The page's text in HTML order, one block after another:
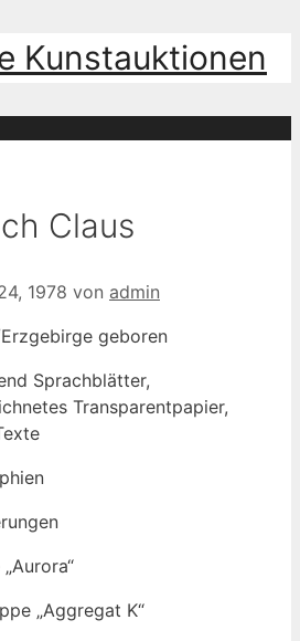
Kunstauktionen
Claus
1978 von admin
geboren
Sprachblätter,
Transparentpapier,
„Aggregat K“